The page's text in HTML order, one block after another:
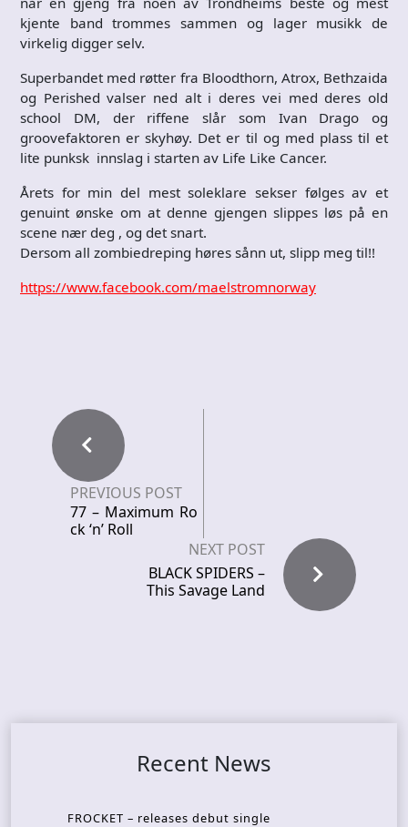
kjente band trommes sammen og lager musikk de
virkelig digger selv.
Superbandet med røtter fra Bloodthorn, Atrox, Bethzaida
og Perished valser ned alt i deres vei med deres old
school DM, der riffene slår som Ivan Drago og
groovefaktoren er skyhøy. Det er til og med plass til et
lite punksk innslag i starten av Life Like Cancer.
Årets for min del mest soleklare sekser følges av et
genuint ønske om at denne gjengen slippes løs på en
scene nær deg , og det snart.
Dersom all zombiedreping høres sånn ut, slipp meg til!!
https://www.facebook.com/maelstromnorway
PREVIOUS POST
77 – Maximum Ro
ck ‘n’ Roll
NEXT POST
BLACK SPIDERS –
This Savage Land
Recent News
FROCKET – releases debut single